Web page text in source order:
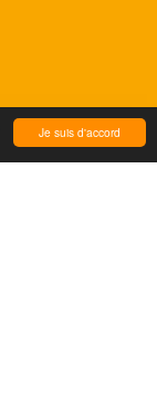
Je suis d'accord